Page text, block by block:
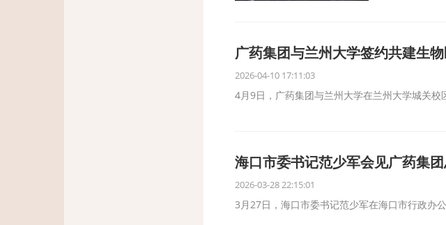
广药集团与兰州大学签约共建生
2026-04-10 17:11:03
4月9日，广药集团与兰州大学在兰州大学城关校
海口市委书记范少军会见广药集
2026-03-28 22:15:01
3月27日，海口市委书记范少军在海口市行政办